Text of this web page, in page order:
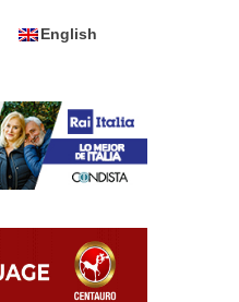
English